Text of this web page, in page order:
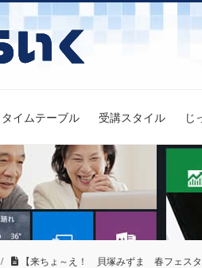
タイムテーブル 受講スタイル じ
/ 【来ちょ～え！ 貝塚みずま 春フェスタ